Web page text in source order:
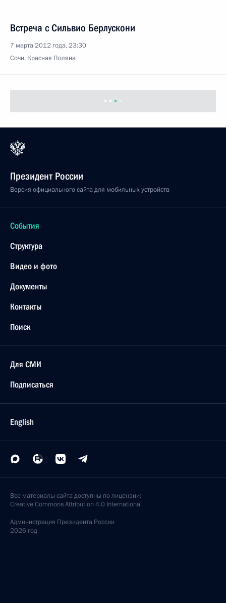
Встреча с Сильвио Берлускони
7 марта 2012 года, 23:30
Сочи, Красная Поляна
Президент России
Версия официального сайта для мобильных устройств
События
Структура
Видео и фото
Документы
Контакты
Поиск
Для СМИ
Подписаться
English
Все материалы сайта доступны по лицензии:
Creative Commons Attribution 4.0 International
Администрация Президента России
2026 год